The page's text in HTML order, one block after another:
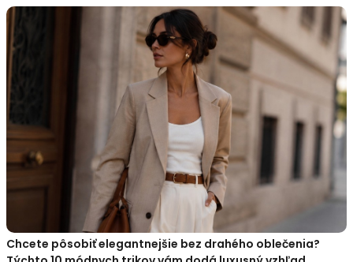
Chcete pôsobiť elegantnejšie bez drahého oblečenia?